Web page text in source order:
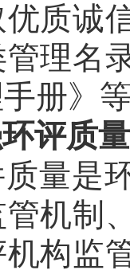
质诚
理名
册》
评质
量是
机制
构监